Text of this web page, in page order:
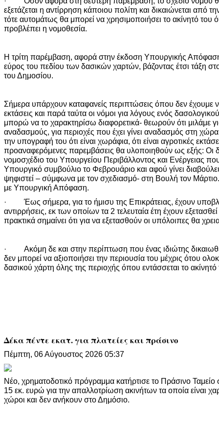
εξετάζεται η αντίρρηση κάποιου πολίτη και δικαιώνεται από
τότε αυτομάτως θα μπορεί να χρησιμοποιήσει το ακίνητό του
προβλέπει η νομοθεσία.
Η τρίτη παρέμβαση, αφορά στην έκδοση Υπουργικής
εύρος του πεδίου των δασικών χαρτών, βάζοντας έτσι τάξη
του Δημοσίου.
Σήμερα υπάρχουν καταφανείς περιπτώσεις όπου δεν έχουμε
εκτάσεις και παρά ταύτα οι νόμοι για λόγους ενός
μπορώ να το χαρακτηρίσω διαφορετικά- θεωρούν ότι μιλάμε
αναδασμούς, για περιοχές που έχει γίνει αναδασμός στη χώρα
την υπογραφή του ότι είναι χωράφια, ότι είναι αγροτικές
προαναφερόμενες παρεμβάσεις θα υλοποιηθούν ως εξής: Οι
νομοσχέδιο του Υπουργείου Περιβάλλοντος και Ενέργειας
Υπουργικό συμβούλιο το Φεβρουάριο και αφού γίνει
ψηφιστεί – σύμφωνα με τον σχεδιασμό- στη Βουλή τον
με Υπουργική Απόφαση.
· Έως σήμερα, για το ήμισυ της Επικράτειας, έχουν
αντιρρήσεις, εκ των οποίων τα 2 τελευταία έτη έχουν
πρακτικά σημαίνει ότι για να εξετασθούν οι υπόλοιπες θα
· Ακόμη δε και στην περίπτωση που ένας ιδιώτης
δεν μπορεί να αξιοποιήσει την περιουσία του μέχρις ότου
δασικού χάρτη όλης της περιοχής όπου εντάσσεται το ακίνητό
Δέκα πέντε εκατ. για πλατείες και πράσινο
Πέμπτη, 06 Αύγουστος 2026 05:37
Νέο, χρηματοδοτικό πρόγραμμα κατήρτισε το Πράσινο
15 εκ. ευρώ για την απαλλοτρίωση ακινήτων τα οποία είναι
χώροι και δεν ανήκουν στο Δημόσιο.